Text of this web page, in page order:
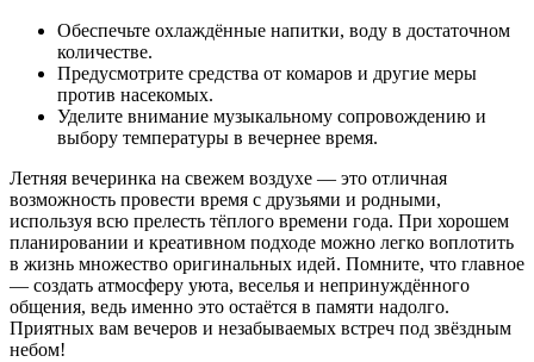
Обеспечьте охлаждённые напитки, воду в достаточном
количестве.
Предусмотрите средства от комаров и другие меры
против насекомых.
Уделите внимание музыкальному сопровождению и
выбору температуры в вечернее время.
Летняя вечеринка на свежем воздухе — это отличная
возможность провести время с друзьями и родными,
используя всю прелесть тёплого времени года. При хорошем
планировании и креативном подходе можно легко воплотить
в жизнь множество оригинальных идей. Помните, что главное
— создать атмосферу уюта, веселья и непринуждённого
общения, ведь именно это остаётся в памяти надолго.
Приятных вам вечеров и незабываемых встреч под звёздным
небом!